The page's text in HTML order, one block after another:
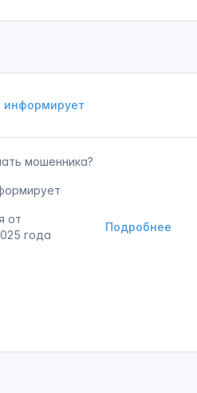
информирует
мошенника?
Подробнее
от
года